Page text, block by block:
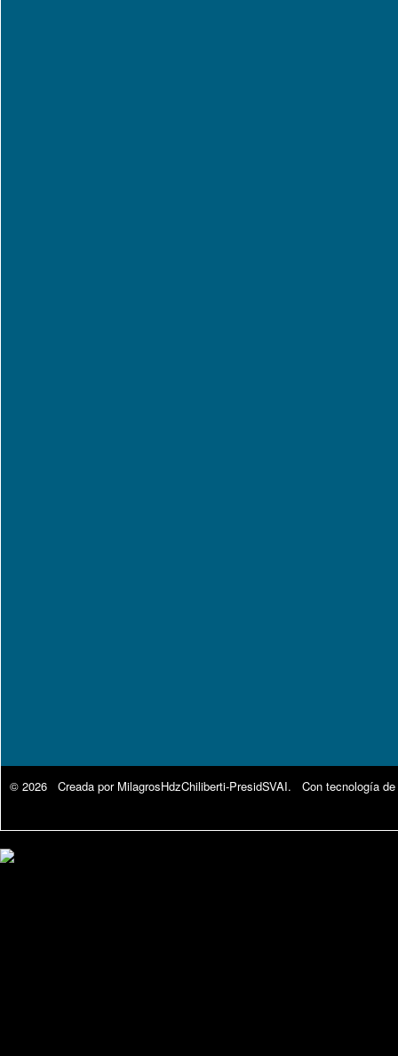
© 2026 Creada por MilagrosHdzChiliberti-PresidSVAI. Con tecnología de